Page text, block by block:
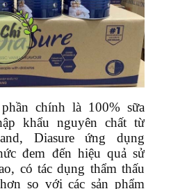
chính là 100% sữa
khẩu nguyên chất từ
Diasure ứng dụng
đem đến hiệu quả sử
có tác dụng thẩm thấu
so với các sản phẩm